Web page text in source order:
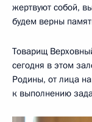
жертвуют собой,
будем верны
Товарищ
сегодня в этом
Родины, от лица
к выполнению